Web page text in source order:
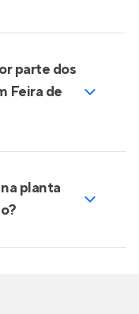
parte dos
Feira de
planta